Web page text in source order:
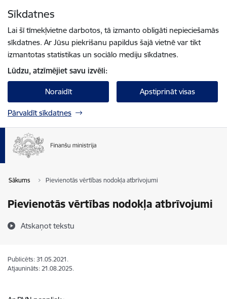
Sīkdatnes
Lai šī tīmekļvietne darbotos, tā izmanto obligāti nepieciešamās
sīkdatnes. Ar Jūsu piekrišanu papildus šajā vietnē var tikt
izmantotas statistikas un sociālo mediju sīkdatnes.
Lūdzu, atzīmējiet savu izvēli:
Noraidīt Apstiprināt visas
Pārvaldīt sīkdatnes
Sākums Pievienotās vērtības nodokļa atbrīvojumi
Pievienotās vērtības nodokļa atbrīvojumi
Atskaņot tekstu
Publicēts: 31.05.2021.
Atjaunināts: 21.08.2025.